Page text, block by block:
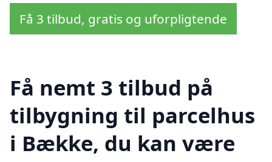
Få 3 tilbud, gratis og uforpligtende
Få nemt 3 tilbud på
tilbygning til parcelhus
i Bække, du kan være